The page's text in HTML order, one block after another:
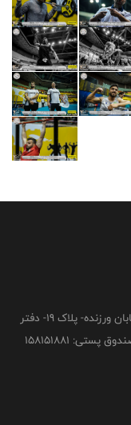
تهران- میدان هفت تیر- خیابان مفتح جنوبی- خیابان ورزنده- پلاک 19- دفتر
158151881